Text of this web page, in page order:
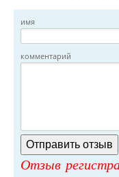
имя
комментарий
Отзыв